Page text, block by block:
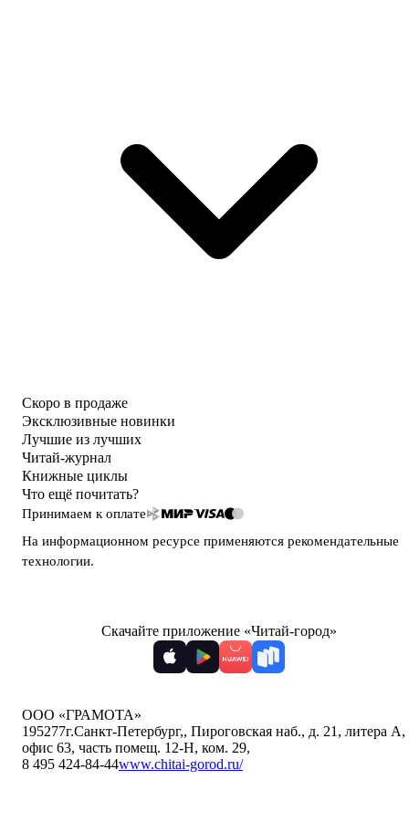
Скоро в продаже
Эксклюзивные новинки
Лучшие из лучших
Читай-журнал
Книжные циклы
Что ещё почитать?
Принимаем к оплате
На информационном ресурсе применяются рекомендательные
технологии.
Скачайте приложение «Читай-город»
ООО «ГРАМОТА»
195277г.Санкт-Петербург,, Пироговская наб., д. 21, литера А,
офис 63, часть помещ. 12-Н, ком. 29,
8 495 424-84-44www.chitai-gorod.ru/